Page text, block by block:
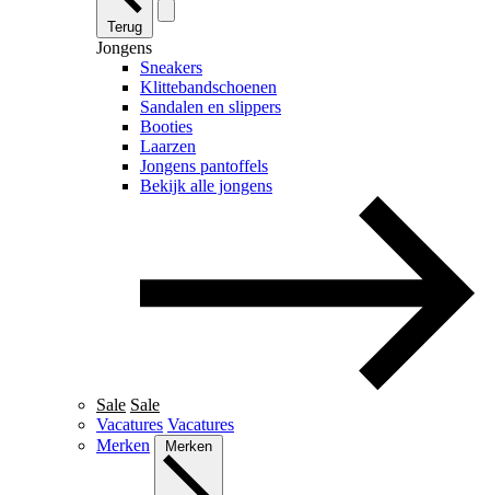
Terug
Jongens
Sneakers
Klittebandschoenen
Sandalen en slippers
Booties
Laarzen
Jongens pantoffels
Bekijk alle jongens
Sale Sale
Vacatures Vacatures
Merken
Merken